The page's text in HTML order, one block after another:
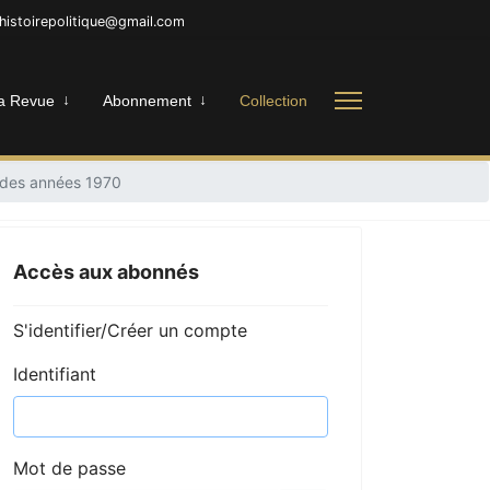
Revue Abonnement Collection
années 1970
Accès aux abonnés
S'identifier/Créer un compte
Identifiant
Mot de passe